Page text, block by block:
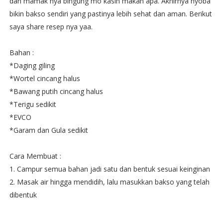
bikin bakso sendiri yang pastinya lebih sehat dan aman. Berikut
saya share resep nya yaa.
Bahan :
*Daging giling
*Wortel cincang halus
*Bawang putih cincang halus
*Terigu sedikit
*EVCO
*Garam dan Gula sedikit
Cara Membuat :
1. Campur semua bahan jadi satu dan bentuk sesuai keinginan
2. Masak air hingga mendidih, lalu masukkan bakso yang telah
dibentuk